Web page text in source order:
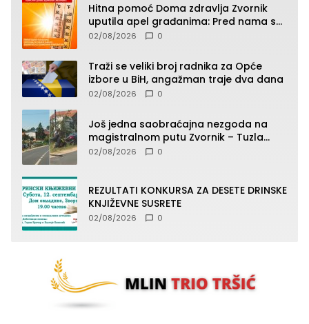
Hitna pomoć Doma zdravlja Zvornik
uputila apel građanima: Pred nama su
temperature do 40°C, oprez zbog
02/08/2026 0
Traži se veliki broj radnika za Opće
izbore u BiH, angažman traje dva dana
02/08/2026 0
Još jedna saobraćajna nezgoda na
magistralnom putu Zvornik – Tuzla
(FOTO)
02/08/2026 0
REZULTATI KONKURSA ZA DESETE DRINSKE
KNJIŽEVNE SUSRETE
02/08/2026 0